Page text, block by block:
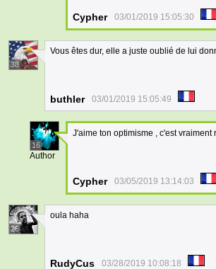
Cypher 03/01/2019 15:05:30
38
Vous êtes dur, elle a juste oublié de lui
buthler 03/01/2019 15:05:49
16
Author
J'aime ton optimisme , c'est vraiment
Cypher 03/05/2019 13:14:03
26
oula haha
RudyCus 03/28/2019 10:08:18